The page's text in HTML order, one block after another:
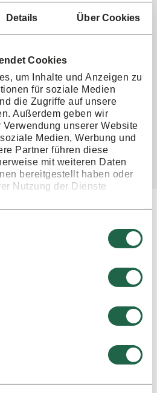
Details Über Cookies
Cookies
um Inhalte und Anzeigen zu
für soziale Medien
die Zugriffe auf unsere
Außerdem geben wir
Verwendung unserer Website
Medien, Werbung und
Partner führen diese
mit weiteren Daten
bereitgestellt haben oder
Nutzung der Dienste
auf unserer Homepage alle
und